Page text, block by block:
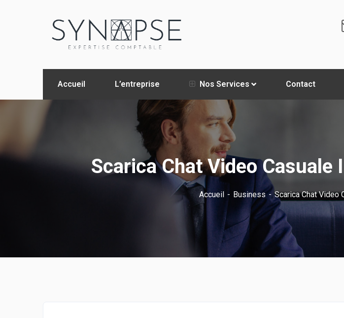
Accueil L’entreprise Nos Services Contact
Scarica Chat Video
Accueil Business Scarica Chat Video